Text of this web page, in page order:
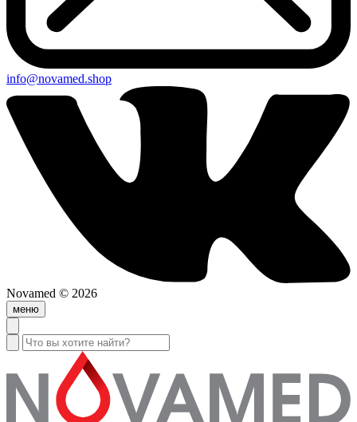
info@novamed.shop
Novamed © 2026
меню